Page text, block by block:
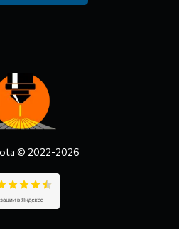
© 2022-2026